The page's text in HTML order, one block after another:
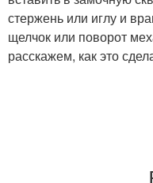
стержень или иглу и
щелчок или поворот
расскажем, как это